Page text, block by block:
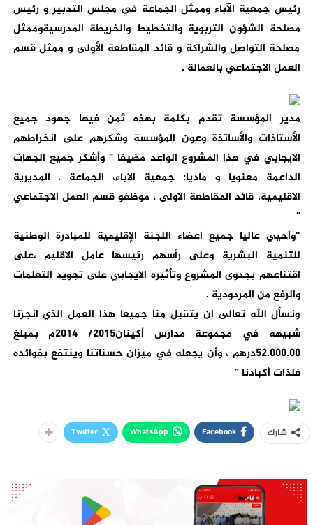
رئيس جمعية الآباء وممثل الجماعة في مجلس التدبير و رئيس
مصلحة الشؤون التربوية والتخطيط والخريطة المدرسيةوممثل
مصلحة التواصل والشراكة و قائد المقاطعة الأولى و ممثل قسم
العمل الاجتماعي بالعمالة .
مدير المؤسسة تقدم بكلمة بهذه ثمن فيها جهود جميع
الأستاذات والأساتذة وعون المؤسسة وشكرهم على انخراطهم
الايجابي في هذا المشروع الواعد مضيفا ” وأشكر جميع الجهات
الداعمة معنويا و ماديا: جمعية الاباء، الجماعة ، المديرية
الاقليمية، قائد المقاطعة الاولى ، موظفو قسم العمل الاجتماعي
”
“وأحيي عاليا جميع اعضاء اللجنة الإقليمية للمبادرة الوطنية
للتنمية البشرية وعلى رأسهم رئيسها عامل الاقليم ،على
اقتناعهم بجدوى المشروع وتأثيره الايجابي على تجويد التعلمات
والرفع من المردودية .
ونسأل الله تعالى ان يتقبل منا جميعا هذا العمل الذي انجزنا
شبيهه في مجموعة مدارس أكينان2015/ 2014م بمبلغ
52.000.00درهم ، وأن يجعله في ميزان حسناتنا وينتفع بفوائده
فلذات أكبادنا ”
شارك Facebook
WhatsApp
Twitter